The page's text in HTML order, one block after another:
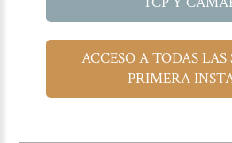
ACCESO A TODAS
PRIMERA